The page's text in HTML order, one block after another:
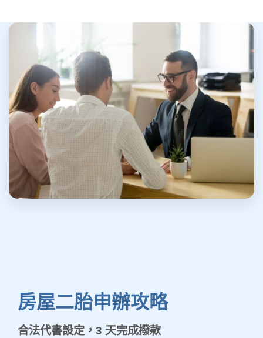
房屋二胎申辦攻略
合法代書設定，3 天完成撥款